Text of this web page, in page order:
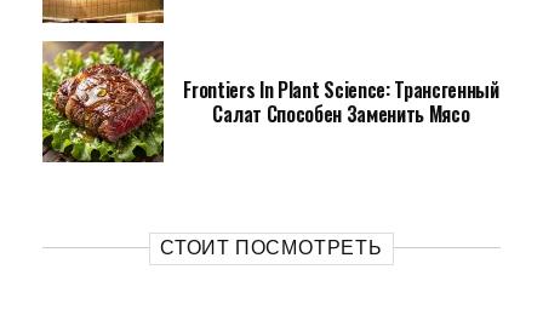
Frontiers In Plant Science: Трансгенный
Салат Способен Заменить Мясо
СТОИТ ПОСМОТРЕТЬ